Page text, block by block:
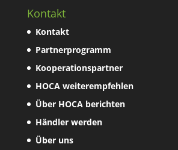
Kontakt
Kontakt
Partnerprogramm
Kooperationspartner
HOCA weiterempfehlen
Über HOCA berichten
Händler werden
Über uns